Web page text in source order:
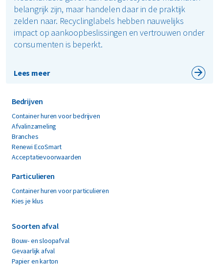
belangrijk zijn, maar handelen daar in de praktijk
zelden naar. Recyclinglabels hebben nauwelijks
impact op aankoopbeslissingen en vertrouwen onder
consumenten is beperkt.
Lees meer
Bedrijven
Container huren voor bedrijven
Afvalinzameling
Branches
Renewi EcoSmart
Acceptatievoorwaarden
Particulieren
Container huren voor particulieren
Kies je klus
Soorten afval
Bouw- en sloopafval
Gevaarlijk afval
Papier en karton